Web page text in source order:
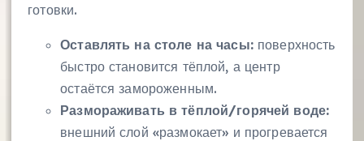
готовки.
Оставлять на столе на часы:поверхность
быстро становится тёплой, а центр
остаётся замороженным.
Размораживать в тёплой/горячей воде:
внешний слой «размокает» и прогревается